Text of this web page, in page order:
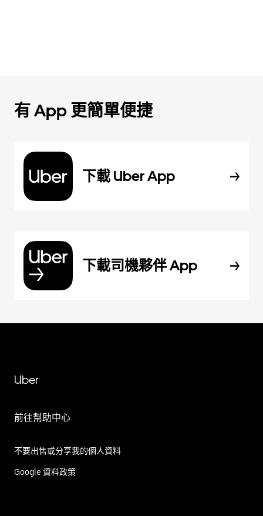
有 App 更簡單便捷
下載 Uber App
下載司機夥伴 App
Uber
前往幫助中心
不要出售或分享我的個人資料
Google 資料政策